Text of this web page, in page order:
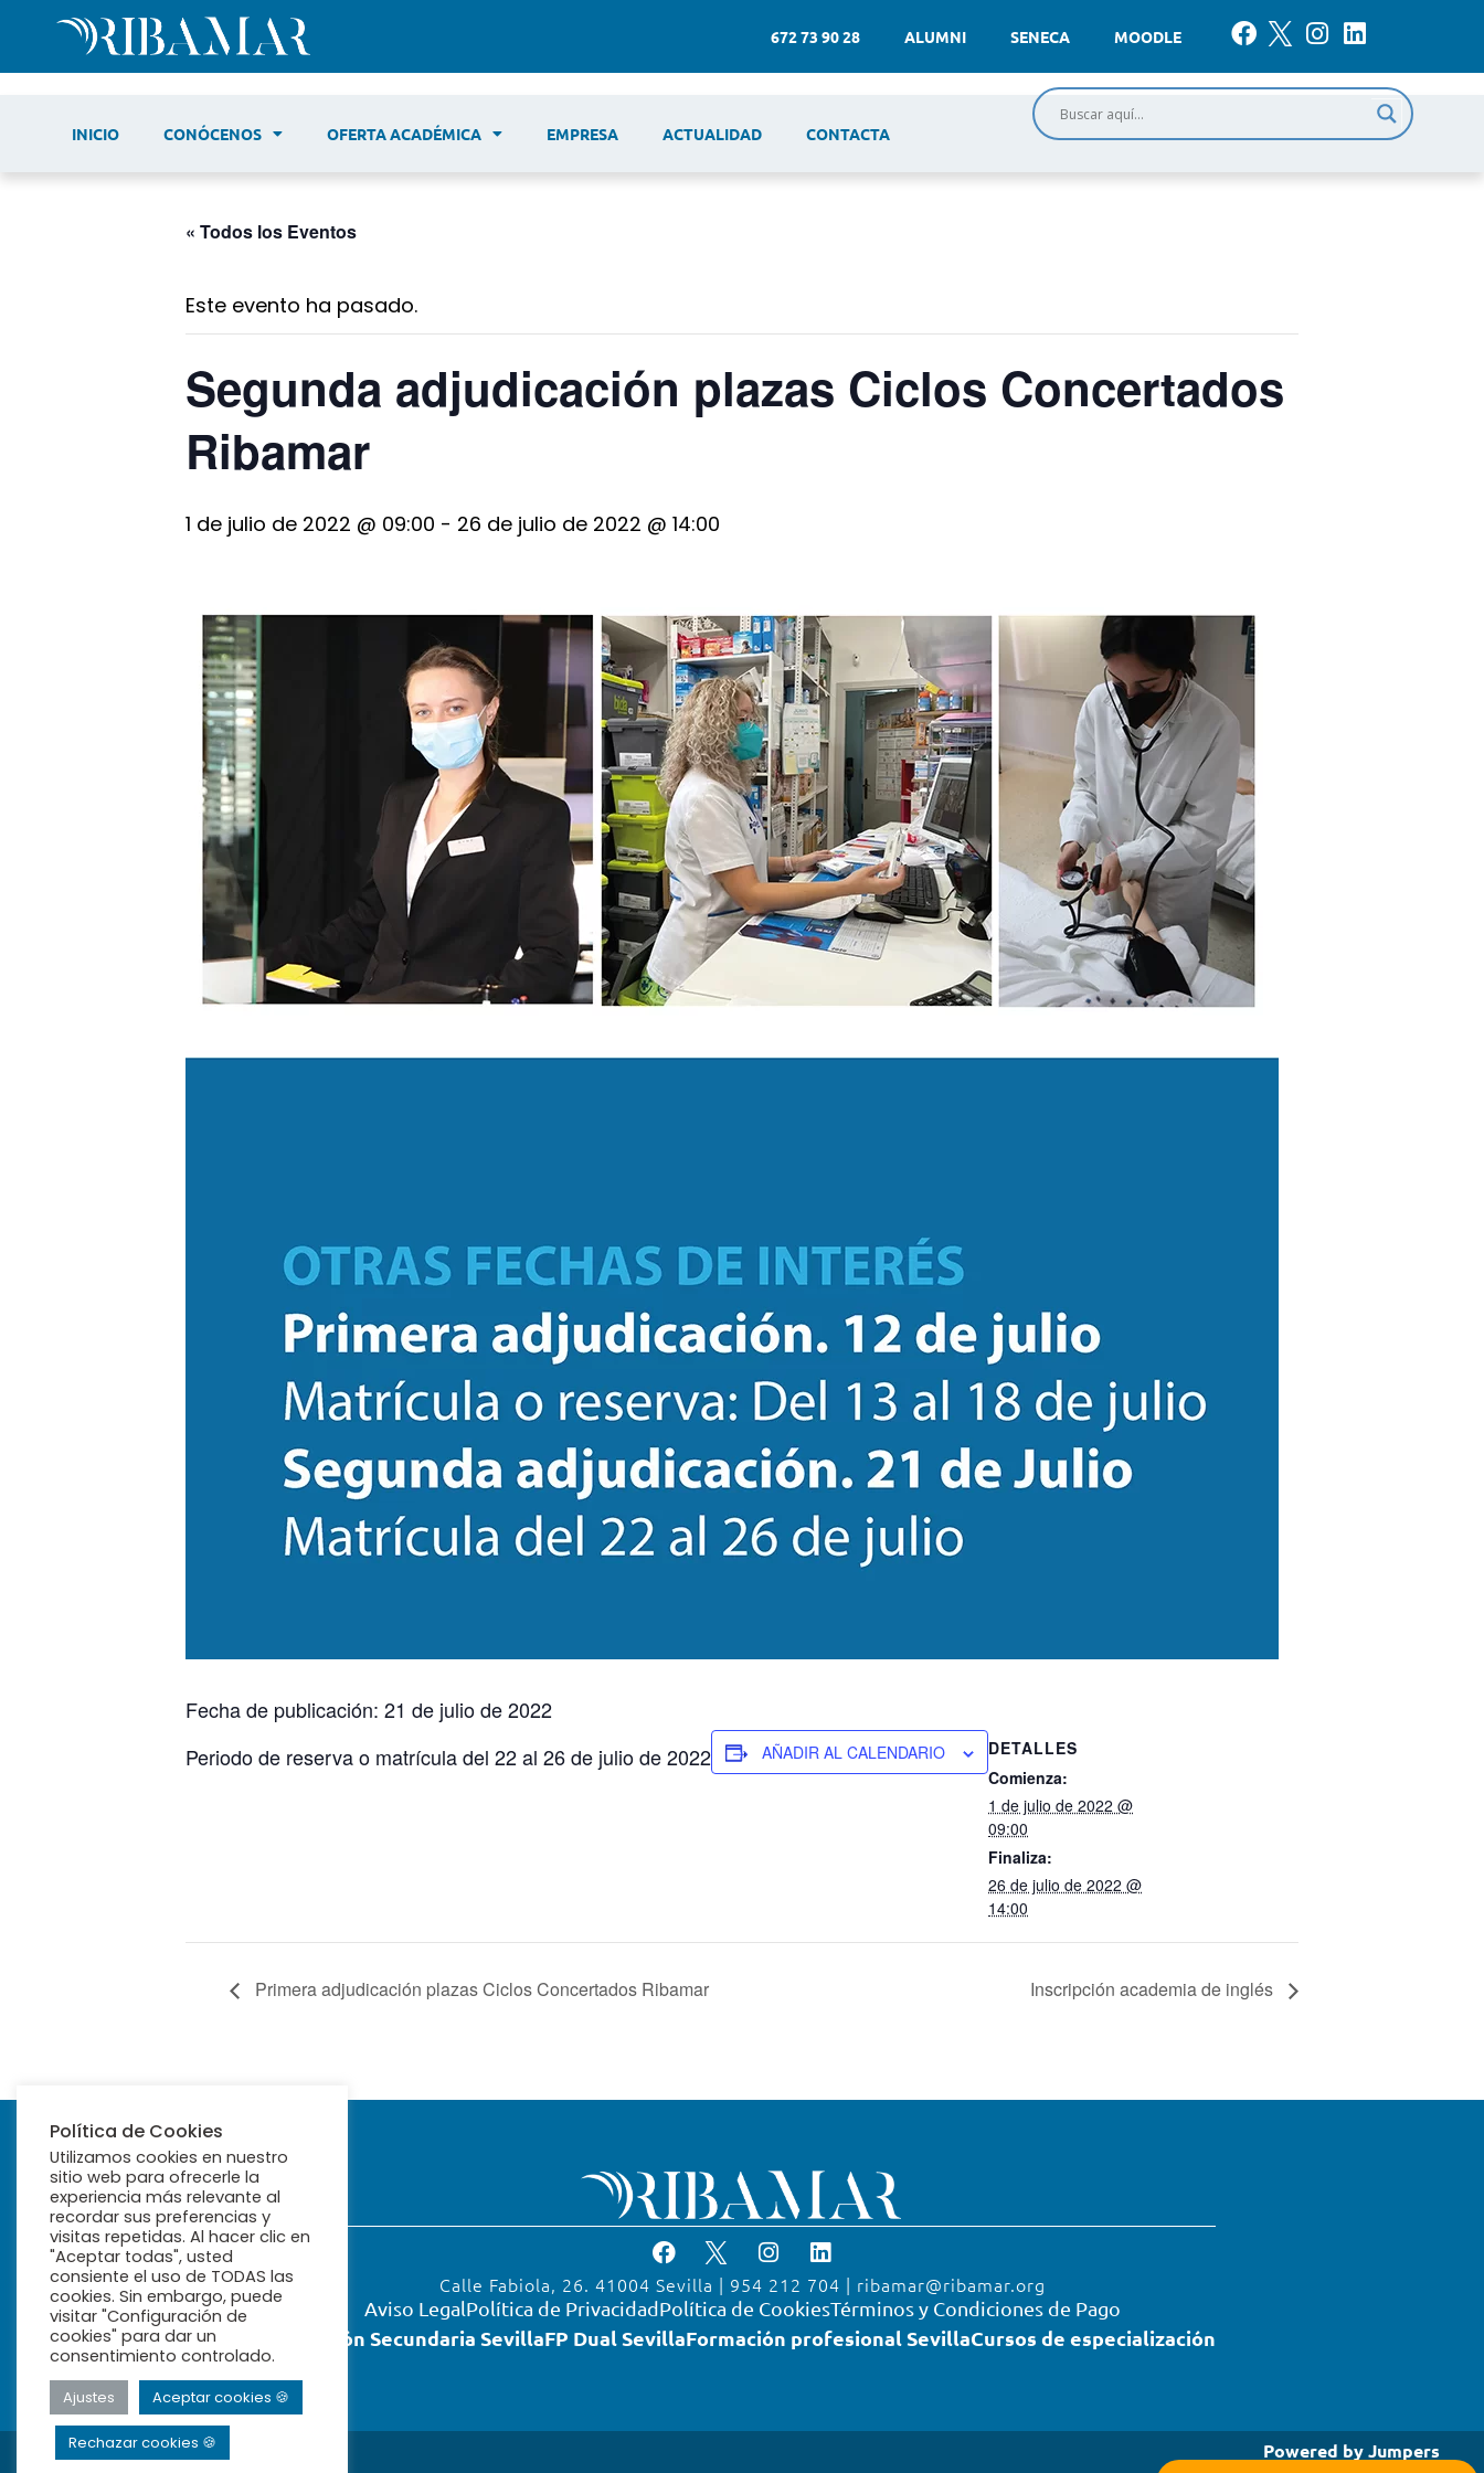
672 73 90 28 ALUMNI SENECA MOODLE
INICIO CONÓCENOS OFERTA ACADÉMICA EMPRESA ACTUALIDAD CONTACTA
« Todos los Eventos
Este evento ha pasado.
Segunda adjudicación plazas Ciclos Concertados
Ribamar
1 de julio de 2022 @ 09:00 - 26 de julio de 2022 @ 14:00
Fecha de publicación: 21 de julio de 2022
Periodo de reserva o matrícula del 22 al 26 de julio de 2022
AÑADIR AL CALENDARIO
DETALLES
Comienza:
1 de julio de 2022 @
09:00
Finaliza:
26 de julio de 2022 @
14:00
Primera adjudicación plazas Ciclos Concertados Ribamar Inscripción academia de inglés
Calle Fabiola, 26. 41004 Sevilla | 954 212 704 | ribamar@ribamar.org
Aviso LegalPolítica de PrivacidadPolítica de CookiesTérminos y Condiciones de Pago
Educación Secundaria SevillaFP Dual SevillaFormación profesional SevillaCursos de especialización
© 2026 Ribamar Powered byJumpers
Política de Cookies
Utilizamos cookies en nuestro
sitio web para ofrecerle la
experiencia más relevante al
recordar sus preferencias y
visitas repetidas. Al hacer clic en
"Aceptar todas", usted
consiente el uso de TODAS las
cookies. Sin embargo, puede
visitar "Configuración de
cookies" para dar un
consentimiento controlado.
Ajustes Aceptar cookies 🍪
Rechazar cookies 🍪